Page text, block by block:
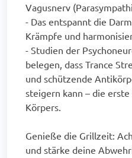
Vagusnerv
- Das entspannt die
Krämpfe und
- Studien der
belegen, dass Trance
und schützende
steigern kann – die
Körpers.
Genieße die Grillzeit:
und stärke deine